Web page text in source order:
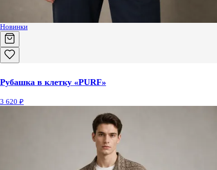
Новинки
Рубашка в клетку «PURF»
3 620 ₽